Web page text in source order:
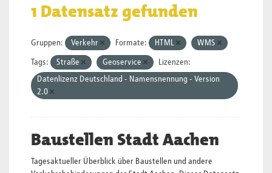
1 Datensatz gefunden
Gruppen: Verkehr Formate: HTML WMS
Tags: Straße Geoservice
Lizenzen:
Datenlizenz Deutschland - Namensnennung - Version
2.0
Baustellen Stadt Aachen
Tagesaktueller Überblick über Baustellen und andere